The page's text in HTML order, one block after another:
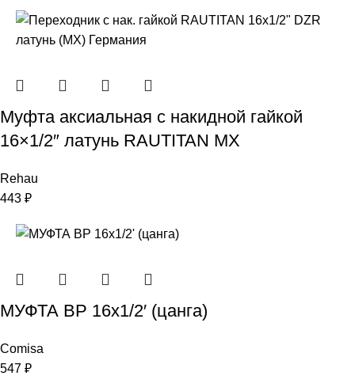
Муфта аксиальная с накидной гайкой
16×1/2″ латунь RAUTITAN MX
Rehau
443 ₽
МУФТА ВР 16х1/2′ (цанга)
Comisa
547 ₽